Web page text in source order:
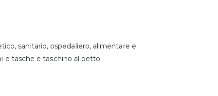
sanitario, ospedaliero, alimentare e
e tasche e taschino al petto.